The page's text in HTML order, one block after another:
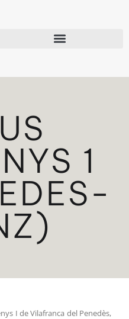
1
I de Vilafranca del Penedès,